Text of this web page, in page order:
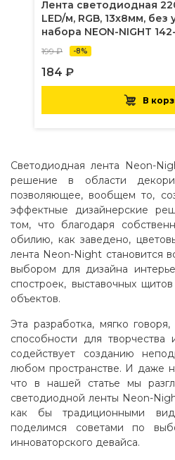
Лента светодиодная
LED/м, RGB, 13х8мм, без
набора NEON-NIGHT
199 ₽ -8%
184 ₽
В
Светодиодная лента Neon-
решение в области
позволяющее, вообщем то,
эффектные дизайнерские
том, что благодаря
обилию, как заведено,
лента Neon-Night становится
выбором для дизайна
спостроек, выставочных
объектов.
Эта разработка, мягко
способности для
содействует созданию
любом пространстве. И даже
что в нашей статье мы
светодиодной ленты Neon-
как бы традиционными
поделимся советами по
инноваторского девайса.